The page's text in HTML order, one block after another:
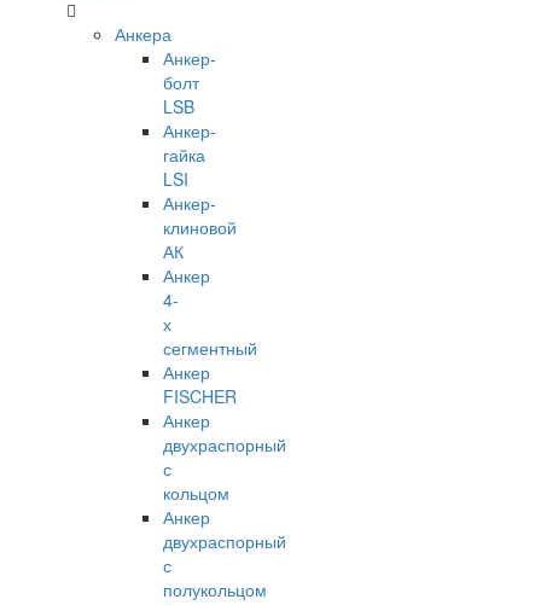
Анкера
Анкер-
болт
LSB
Анкер-
гайка
LSI
Анкер-
клиновой
АК
Анкер
4-
х
сегментный
Анкер
FISCHER
Анкер
двухраспорный
с
кольцом
Анкер
двухраспорный
с
полукольцом